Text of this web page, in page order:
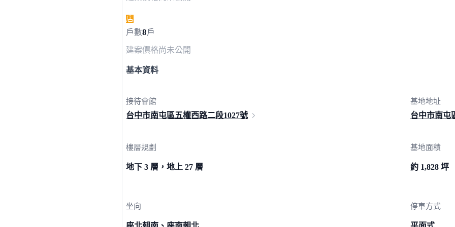
店
戶數8戶
建案價格尚未公開
基本資料
接待會館
台中市南屯區五權西路二段1027號
基地地址
台中市南屯
樓層規劃
地下 3 層，地上 27 層
基地面積
約 1,828 坪
坐向 停車方式